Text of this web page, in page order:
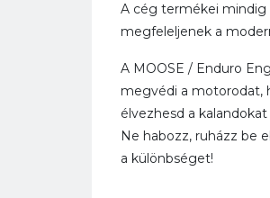
A cég termékei mindig
megfeleljenek a
A MOOSE / Enduro
megvédi a motorodat,
élvezhesd a
Ne habozz, ruházz be
a különbséget!